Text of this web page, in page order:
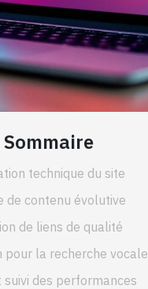
Sommaire
technique du site
de contenu évolutive
de liens de qualité
pour la recherche vocale
suivi des performances